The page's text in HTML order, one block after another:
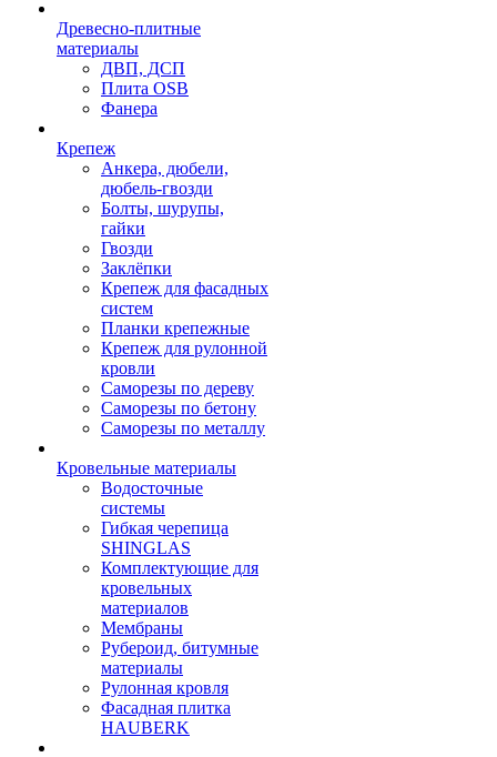
Древесно-плитные
материалы
ДВП, ДСП
Плита OSB
Фанера
Крепеж
Анкера, дюбели,
дюбель-гвозди
Болты, шурупы,
гайки
Гвозди
Заклёпки
Крепеж для фасадных
систем
Планки крепежные
Крепеж для рулонной
кровли
Саморезы по дереву
Саморезы по бетону
Саморезы по металлу
Кровельные материалы
Водосточные
системы
Гибкая черепица
SHINGLAS
Комплектующие для
кровельных
материалов
Мембраны
Рубероид, битумные
материалы
Рулонная кровля
Фасадная плитка
HAUBERK